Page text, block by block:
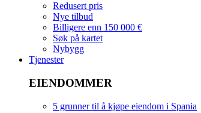
Redusert pris
Nye tilbud
Billigere enn 150 000 €
Søk på kartet
Nybygg
Tjenester
EIENDOMMER
5 grunner til å kjøpe eiendom i Spania